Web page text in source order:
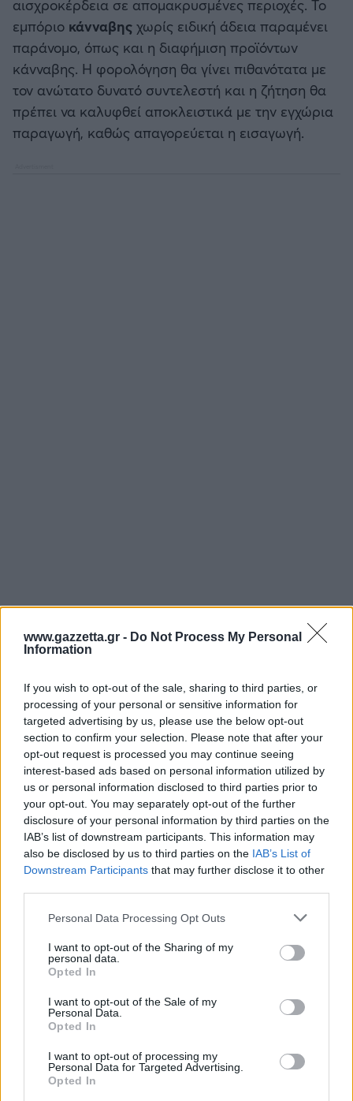
www.gazzetta.gr - Do Not Process My Personal
Information
If you wish to opt-out of the sale, sharing to third parties, or
processing of your personal or sensitive information for
targeted advertising by us, please use the below opt-out
section to confirm your selection. Please note that after your
opt-out request is processed you may continue seeing
interest-based ads based on personal information utilized by
us or personal information disclosed to third parties prior to
your opt-out. You may separately opt-out of the further
disclosure of your personal information by third parties on the
IAB’s list of downstream participants. This information may
also be disclosed by us to third parties on the IAB’s List of
Downstream Participants that may further disclose it to other
Please note that this website/app uses one or more Google
not limited to your visit or usage behaviour. You may click to
grant or deny consent to Google and its third-party tags to
use your data for below specified purposes in below Google
consent section.
Personal Data Processing Opt Outs
I want to opt-out of the Sharing of my
personal data.
Opted In
I want to opt-out of the Sale of my
Personal Data.
Opted In
I want to opt-out of processing my
Personal Data for Targeted Advertising.
Opted In
αισχροκέρδεια σε απομακρυσμένες περιοχές. Το
εμπόριο κάνναβης χωρίς ειδική άδεια παραμένει
παράνομο, όπως και η διαφήμιση προϊόντων
κάνναβης. Η φορολόγηση θα γίνει πιθανότατα με
τον ανώτατο δυνατό συντελεστή και η ζήτηση θα
πρέπει να καλυφθεί αποκλειστικά με την εγχώρια
παραγωγή, καθώς απαγορεύεται η εισαγωγή.
Η σχετική νομοθεσία αναμένεται να είναι έτοιμη
προς ψήφιση έως το τέλος του έτους, αν και ήδη
τα περισσότερα κρατίδια δεν ασκούν διώξεις για
κατοχή μικροποσότητας, αλλά ηκάνναβη
κατάσχεται. Η ιατρική χρήση κάνναβης εισήχθη
στηΓερμανία το 2017.
ΔΙΑΒΑΣΕ ΑΚΟΜΗ:
Νεκρός εργάτης στον Πλατανιά: Ο σκύλος του καθόταν
Επεισόδια και κυνηγητό στο ΑΠΘ μετά τη πτώση του
Η Κεραμέως έριξε... άκυρο σε πιτσιρικά που πήγε να
ΓΕΡΜΑΝΙΑ ΝΑΡΚΩΤΙΚΑ